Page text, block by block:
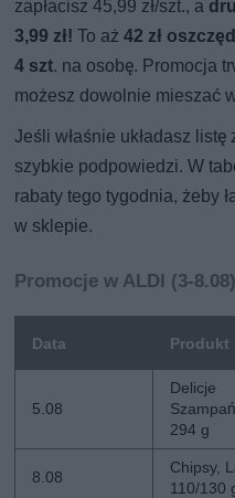
zapłacisz 45,99 zł/szt., a
3,99 zł! To aż42 zł
4 szt. na osobę. Promocja
możesz dowolnie mieszać
Jeśli właśnie układasz
szybkie podpowiedzi. W
rabaty tego tygodnia, żeby
w sklepie.
Promocje w ALDI (3-8.08)
Data Produkt
5.08
Delicje
294 g
8.08
Chipsy,
110/130